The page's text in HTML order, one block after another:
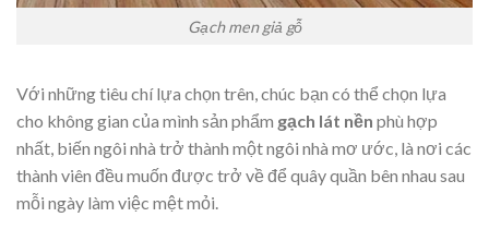
Gạch men giả gỗ
Với những tiêu chí lựa chọn trên, chúc bạn có thể chọn lựa
cho không gian của mình sản phẩm gạch lát nền phù hợp
nhất, biến ngôi nhà trở thành một ngôi nhà mơ ước, là nơi các
thành viên đều muốn được trở về để quây quần bên nhau sau
mỗi ngày làm việc mệt mỏi.